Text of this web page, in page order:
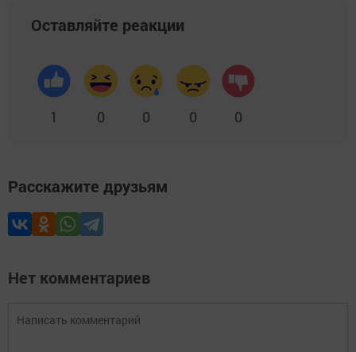
Оставляйте реакции
1 0 0 0 0
Расскажите друзьям
Нет комментариев